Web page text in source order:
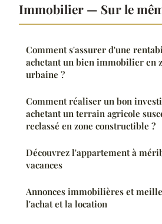
Immobilier — Sur le
Comment s'assurer d'une
achetant un bien immobilier en
urbaine ?
Comment réaliser un bon
achetant un terrain agricole
reclassé en zone constructible ?
Découvrez l'appartement à
vacances
Annonces immobilières et
l'achat et la location